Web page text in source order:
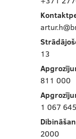
13
811 000
1 067 645
2000